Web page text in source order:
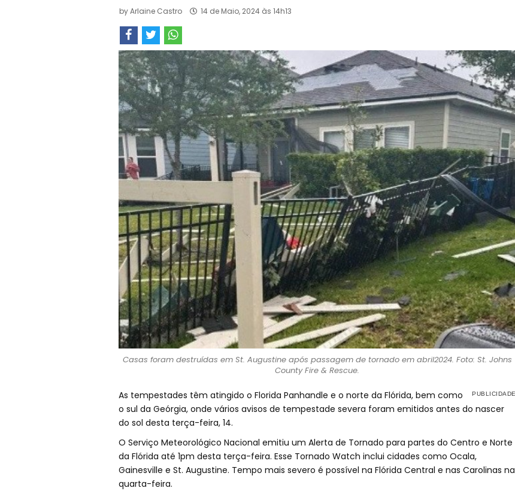
byArlaine Castro 14 de Maio, 2024 às 14h13
Casas foram destruídas em St. Augustine após passagem de tornado em abril2024. Foto: St. Johns
County Fire & Rescue.
As tempestades têm atingido o Florida Panhandle e o norte da Flórida, bem como
o sul da Geórgia, onde vários avisos de tempestade severa foram emitidos antes do nascer
do sol desta terça-feira, 14.
O Serviço Meteorológico Nacional emitiu um Alerta de Tornado para partes do Centro e Norte
da Flórida até 1pm desta terça-feira. Esse Tornado Watch inclui cidades como Ocala,
Gainesville e St. Augustine. Tempo mais severo é possível na Flórida Central e nas Carolinas na
quarta-feira.